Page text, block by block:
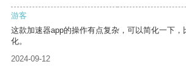
游客
这款加速器app的操作有点复杂，可以简化一下
化。
2024-09-12